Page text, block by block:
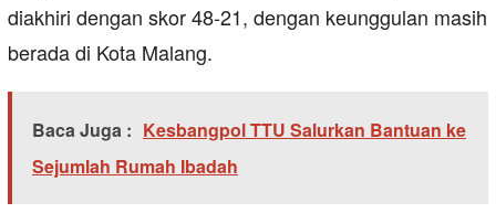
diakhiri dengan skor 48-21, dengan keunggulan masih
berada di Kota Malang.
Baca Juga : Kesbangpol TTU Salurkan Bantuan ke
Sejumlah Rumah Ibadah